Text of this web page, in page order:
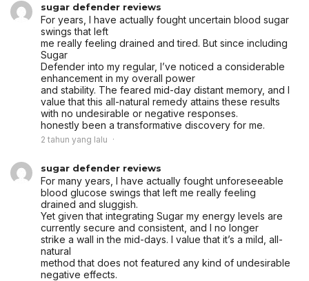
sugar defender reviews
For years, I have actually fought uncertain blood sugar
swings that left
me really feeling drained and tired. But since including
Sugar
Defender into my regular, I’ve noticed a considerable
enhancement in my overall power
and stability. The feared mid-day distant memory, and I
value that this all-natural remedy attains these results
with no undesirable or negative responses.
honestly been a transformative discovery for me.
2 tahun yang lalu
sugar defender reviews
For many years, I have actually fought unforeseeable
blood glucose swings that left me really feeling
drained and sluggish.
Yet given that integrating Sugar my energy levels are
currently secure and consistent, and I no longer
strike a wall in the mid-days. I value that it’s a mild, all-
natural
method that does not featured any kind of undesirable
negative effects.